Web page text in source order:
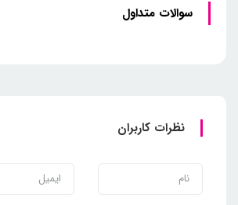
سوالات متداول
نظرات کاربران